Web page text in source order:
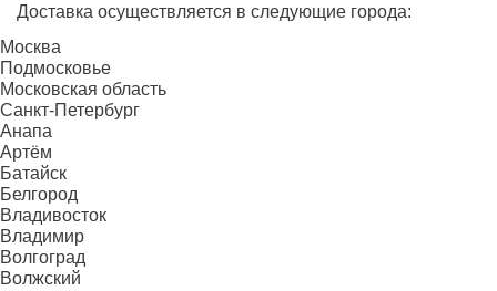
Доставка осуществляется в следующие города:
Москва
Подмосковье
Московская область
Санкт-Петербург
Анапа
Артём
Батайск
Белгород
Владивосток
Владимир
Волгоград
Волжский